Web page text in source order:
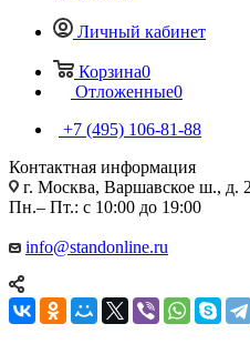
Личный кабинет
Корзина0
Отложенные0
+7 (495) 106-81-88
Контактная информация
г. Москва, Варшавское ш., д.
Пн.– Пт.: с 10:00 до 19:00
info@standonline.ru